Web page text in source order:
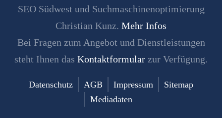
SEO Südwest und Suchmaschinenoptimierung
Christian Kunz. Mehr Infos
Bei Fragen zum Angebot und Dienstleistungen
steht Ihnen das Kontaktformular zur Verfügung.
Datenschutz AGB Impressum
Sitemap
Mediadaten